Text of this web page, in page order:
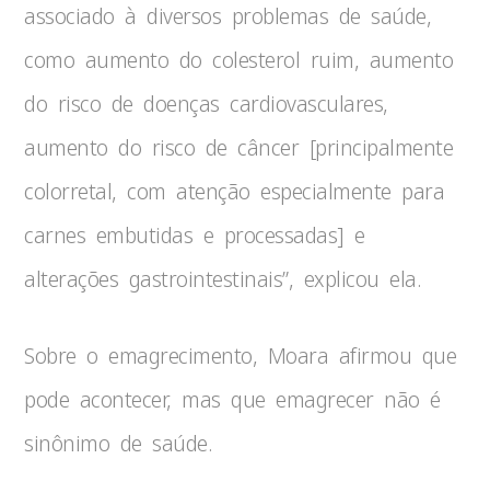
associado à diversos problemas de saúde,
como aumento do colesterol ruim, aumento
do risco de doenças cardiovasculares,
aumento do risco de câncer [principalmente
colorretal, com atenção especialmente para
carnes embutidas e processadas] e
alterações gastrointestinais”, explicou ela.
Sobre o emagrecimento, Moara afirmou que
pode acontecer, mas que emagrecer não é
sinônimo de saúde.